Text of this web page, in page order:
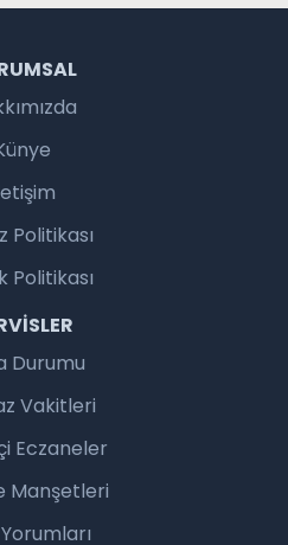
Politikası
Politikası
Durumu
Vakitleri
Eczaneler
Manşetleri